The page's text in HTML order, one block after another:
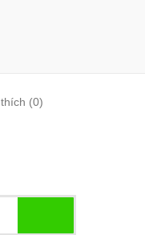
(0)